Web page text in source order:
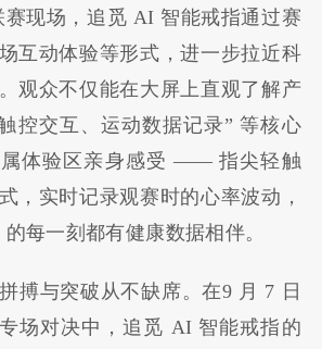
赛现场，追觅 AI 智能戒指通过赛
互动体验等形式，进一步拉近科
观众不仅能在大屏上直观了解产
控交互、运动数据记录” 等核心
属体验区亲身感受 —— 指尖轻触
，实时记录观赛时的心率波动，
每一刻都有健康数据相伴。
搏与突破从不缺席。在9 月 7 日
场对决中，追觅 AI 智能戒指的